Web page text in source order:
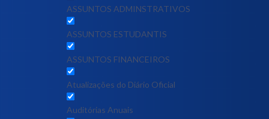
ASSUNTOS ADMINSTRATIVOS
ASSUNTOS ESTUDANTIS
ASSUNTOS FINANCEIROS
Atualizações do Diário Oficial
Auditórias Anuais